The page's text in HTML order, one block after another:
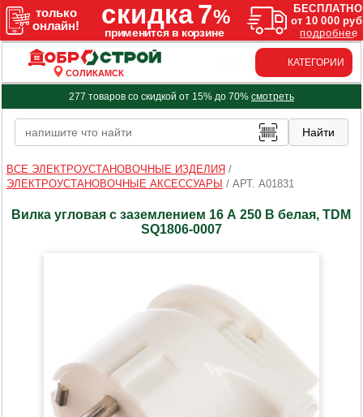
СОЛИКАМСК
КАТЕГОРИИ
277 товаров со скидкой от 15% до 70% смотреть
ВСЕ ЭЛЕКТРОУСТАНОВОЧНЫЕ ИЗДЕЛИЯ /
ЭЛЕКТРОУСТАНОВОЧНЫЕ АКСЕССУАРЫ / АРТ. A01831
Вилка угловая с заземлением 16 А 250 В белая, TDM
SQ1806-0007